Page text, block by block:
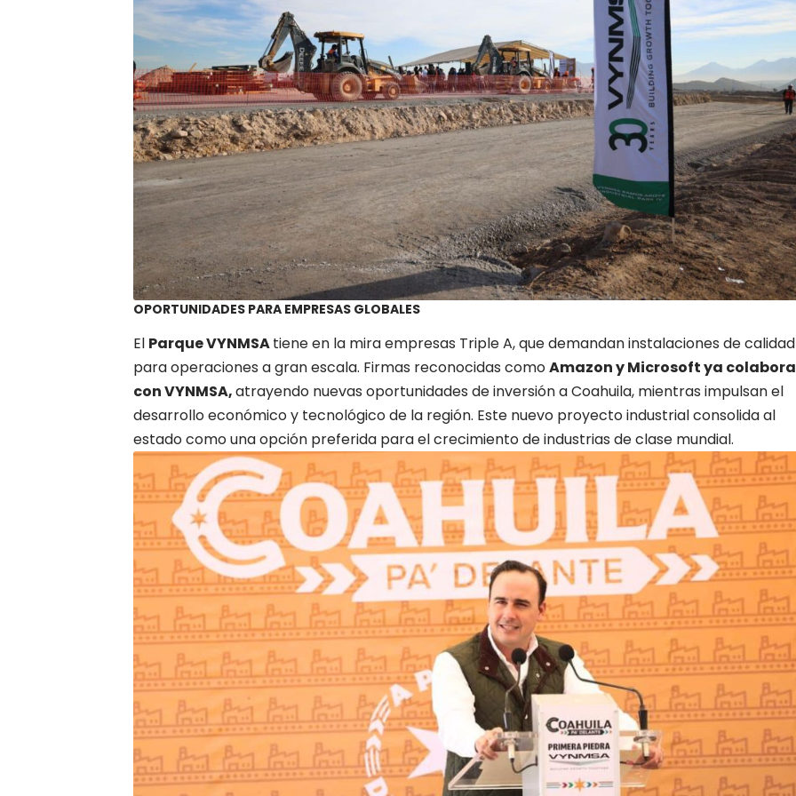
OPORTUNIDADES PARA EMPRESAS GLOBALES
El Parque VYNMSAtiene en la mira empresas Triple A, que demandan instalaciones de calidad
para operaciones a gran escala. Firmas reconocidas comoAmazon y Microsoft ya
con VYNMSA,atrayendo nuevas oportunidades de inversión a Coahuila, mientras impulsan el
desarrollo económico y tecnológico de la región. Este nuevo proyecto industrial consolida al
estado como una opción preferida para el crecimiento de industrias de clase mundial.